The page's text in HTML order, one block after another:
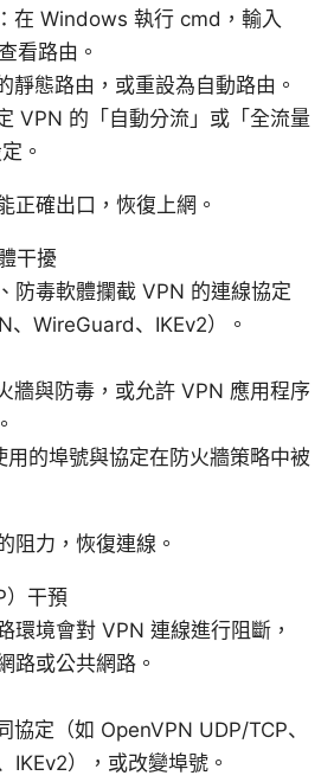
在 Windows 執行 cmd，輸入
看路由。
靜態路由，或重設為自動路由。
VPN 的「自動分流」或「全流量
。
正確出口，恢復上網。
干擾
防毒軟體攔截 VPN 的連線協定
、WireGuard、IKEv2）。
牆與防毒，或允許 VPN 應用程序
用的埠號與協定在防火牆策略中被
阻力，恢復連線。
）干預
環境會對 VPN 連線進行阻斷，
路或公共網路。
協定（如 OpenVPN UDP/TCP、
IKEv2），或改變埠號。